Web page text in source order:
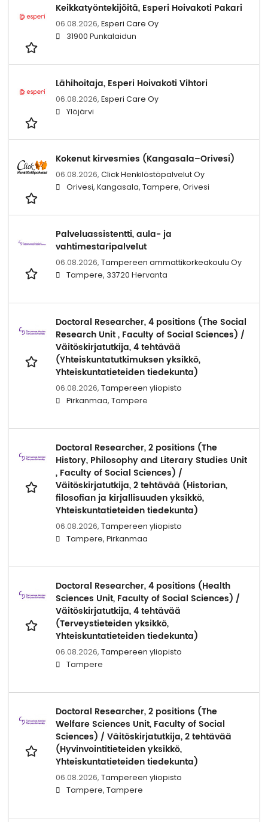
Keikkatyöntekijöitä, Esperi Hoivakoti Pakari
06.08.2026, Esperi Care Oy
31900 Punkalaidun
Lähihoitaja, Esperi Hoivakoti Vihtori
06.08.2026, Esperi Care Oy
Ylöjärvi
Kokenut kirvesmies (Kangasala–Orivesi)
06.08.2026, Click Henkilöstöpalvelut Oy
Orivesi, Kangasala, Tampere, Orivesi
Palveluassistentti, aula- ja
vahtimestaripalvelut
06.08.2026, Tampereen ammattikorkeakoulu Oy
Tampere, 33720 Hervanta
Doctoral Researcher, 4 positions (The Social
Research Unit , Faculty of Social Sciences) /
Väitöskirjatutkija, 4 tehtävää
(Yhteiskuntatutkimuksen yksikkö,
Yhteiskuntatieteiden tiedekunta)
06.08.2026, Tampereen yliopisto
Pirkanmaa, Tampere
Doctoral Researcher, 2 positions (The
History, Philosophy and Literary Studies Unit
, Faculty of Social Sciences) /
Väitöskirjatutkija, 2 tehtävää (Historian,
filosofian ja kirjallisuuden yksikkö,
Yhteiskuntatieteiden tiedekunta)
06.08.2026, Tampereen yliopisto
Tampere, Pirkanmaa
Doctoral Researcher, 4 positions (Health
Sciences Unit, Faculty of Social Sciences) /
Väitöskirjatutkija, 4 tehtävää
(Terveystieteiden yksikkö,
Yhteiskuntatieteiden tiedekunta)
06.08.2026, Tampereen yliopisto
Tampere
Doctoral Researcher, 2 positions (The
Welfare Sciences Unit, Faculty of Social
Sciences) / Väitöskirjatutkija, 2 tehtävää
(Hyvinvointitieteiden yksikkö,
Yhteiskuntatieteiden tiedekunta)
06.08.2026, Tampereen yliopisto
Tampere, Tampere